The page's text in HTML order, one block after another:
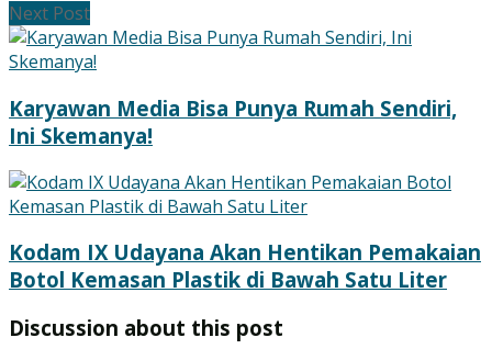
Next Post
Karyawan Media Bisa Punya Rumah Sendiri,
Ini Skemanya!
Kodam IX Udayana Akan Hentikan Pemakaian
Botol Kemasan Plastik di Bawah Satu Liter
Discussion about this post